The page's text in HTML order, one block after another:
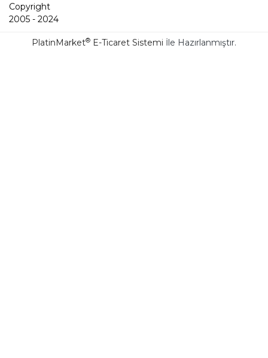
Copyright
2005 - 2024
PlatinMarket® E-Ticaret Sistemi İle Hazırlanmıştır.